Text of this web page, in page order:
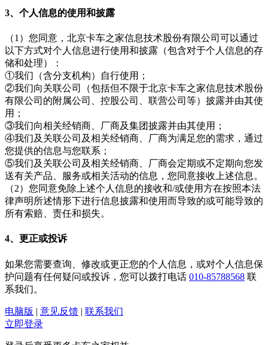
3、个人信息的使用和披露
（1）您同意，北京卡车之家信息技术股份有限公司可以通过
以下方式对个人信息进行使用和披露（包含对于个人信息的存
储和处理）：
①我们（含分支机构）自行使用；
②我们向关联公司（包括但不限于北京卡车之家信息技术股份
有限公司的附属公司、控股公司、联营公司等）披露并由其使
用；
③我们向相关经销商、厂商及集团披露并由其使用；
④我们及关联公司及相关经销商、厂商为满足您的需求，通过
您提供的信息与您联系；
⑤我们及关联公司及相关经销商、厂商会定期或不定期向您发
送有关产品、服务或相关活动的信息，您同意接收上述信息。
（2）您同意免除上述个人信息的接收和/或使用方在按照本法
律声明所述情形下进行信息披露和使用而导致的或可能导致的
所有索赔、责任和损失。
4、更正或投诉
如果您需要查询、修改或更正您的个人信息，或对个人信息保
护问题有任何疑问或投诉，您可以拨打电话 010-85788568 联
系我们。
电脑版 | 意见反馈 | 联系我们
立即登录